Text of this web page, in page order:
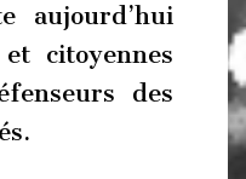
aujourd’hui
citoyennes
des